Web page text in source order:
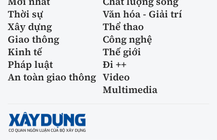
Thời sự
Văn hóa - Giải trí
Xây dựng
Thể thao
Giao thông
Công nghệ
Kinh tế
Thế giới
Pháp luật
Đi ++
An toàn giao thông Video
Multimedia